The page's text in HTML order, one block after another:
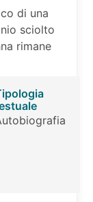
di una
sciolto
rimane